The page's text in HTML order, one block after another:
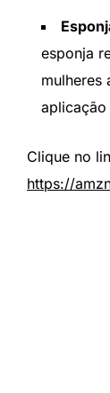
esponja
mulheres
Clique no
https://